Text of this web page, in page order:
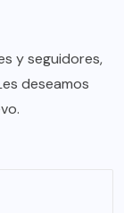
y seguidores,
deseamos